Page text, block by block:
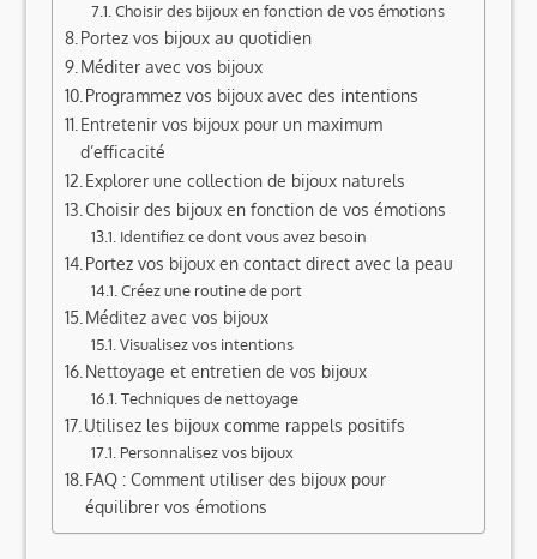
Choisir des bijoux en fonction de vos émotions
Portez vos bijoux au quotidien
Méditer avec vos bijoux
Programmez vos bijoux avec des intentions
Entretenir vos bijoux pour un maximum
d’efficacité
Explorer une collection de bijoux naturels
Choisir des bijoux en fonction de vos émotions
Identifiez ce dont vous avez besoin
Portez vos bijoux en contact direct avec la peau
Créez une routine de port
Méditez avec vos bijoux
Visualisez vos intentions
Nettoyage et entretien de vos bijoux
Techniques de nettoyage
Utilisez les bijoux comme rappels positifs
Personnalisez vos bijoux
FAQ : Comment utiliser des bijoux pour
équilibrer vos émotions